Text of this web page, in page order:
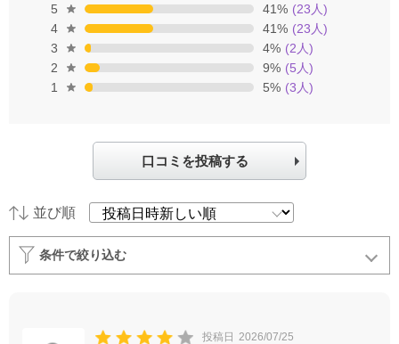
5 41% (23 人)
4
41% (23 人)
3
4% (2 人)
2
9% (5 人)
1
5% (3 人)
口コミを投稿する
並び順
条件で絞り込む
投稿日 2026/07/25